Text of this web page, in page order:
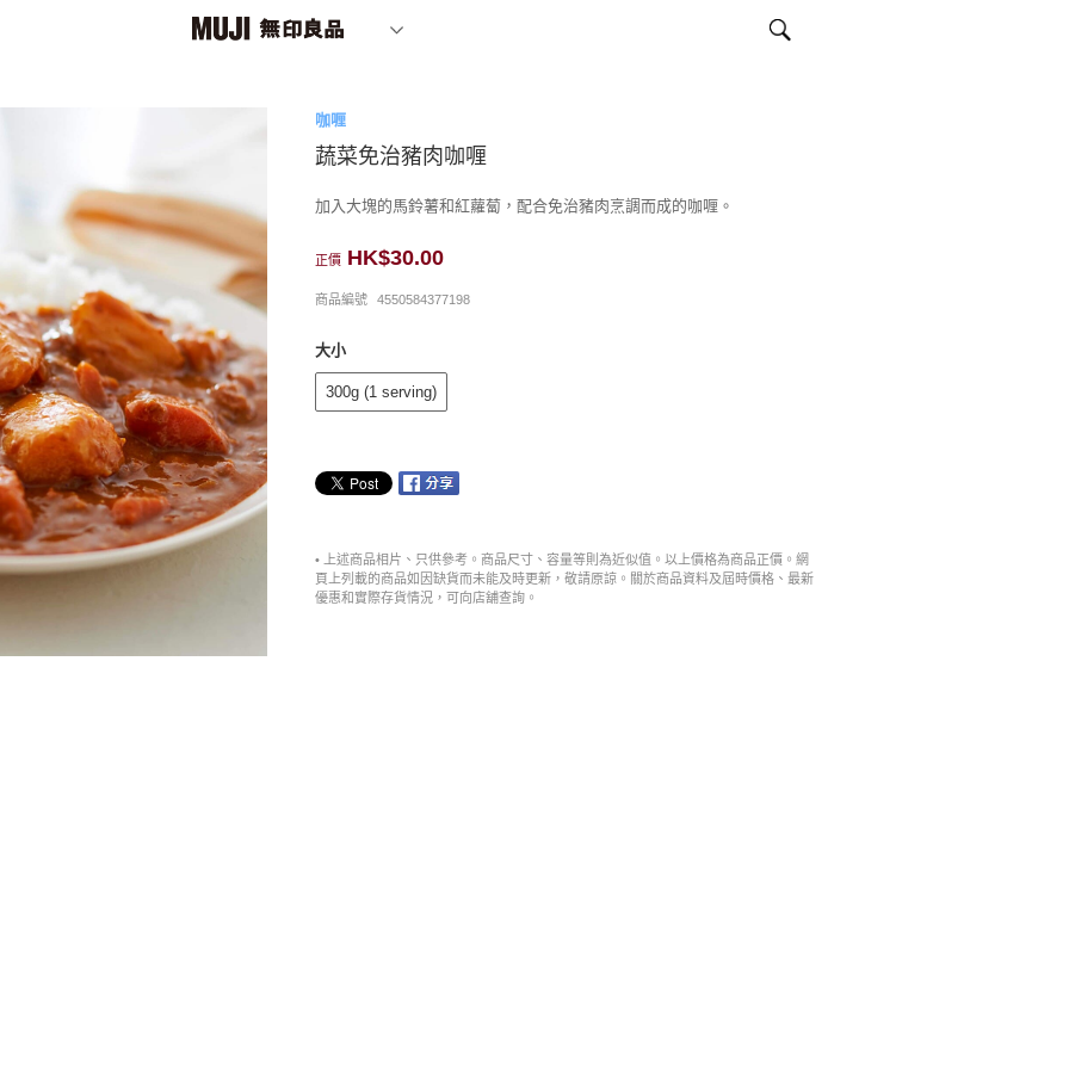
咖喱
蔬菜免治豬肉咖喱
加入大塊的馬鈴薯和紅蘿蔔，配合免治豬肉烹調而成的咖喱。
正價 HK$30.00
商品編號 4550584377198
大小
300g (1 serving)
• 上述商品相片、只供參考。商品尺寸、容量等則為近似值。以上價格為商品正價。網
頁上列載的商品如因缺貨而未能及時更新，敬請原諒。關於商品資料及屆時價格、最新
優惠和實際存貨情況，可向店舖查詢。